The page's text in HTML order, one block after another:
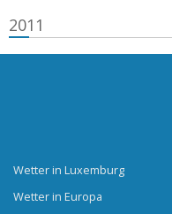
2011
Wetter in Luxemburg
Wetter in Europa